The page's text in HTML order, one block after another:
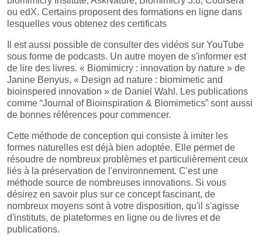
ou edX. Certains proposent des formations en ligne dans
lesquelles vous obtenez des certificats
Il est aussi possible de consulter des vidéos sur YouTube
sous forme de podcasts. Un autre moyen de s'informer est
de lire des livres. « Biomimicry : innovation by nature » de
Janine Benyus, « Design ad nature : biomimetic and
bioinspered innovation » de Daniel Wahl. Les publications
comme “Journal of Bioinspiration & Biomimetics” sont aussi
de bonnes références pour commencer.
Cette méthode de conception qui consiste à imiter les
formes naturelles est déjà bien adoptée. Elle permet de
résoudre de nombreux problèmes et particulièrement ceux
liés à la préservation de l'environnement. C'est une
méthode source de nombreuses innovations. Si vous
désirez en savoir plus sur ce concept fascinant, de
nombreux moyens sont à votre disposition, qu'il s'agisse
d'instituts, de plateformes en ligne ou de livres et de
publications.